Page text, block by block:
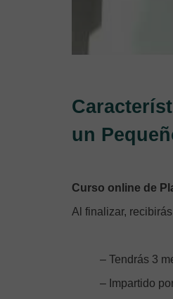
un
Curso online de
Al finalizar,
– Tendrás 3
– Impartido